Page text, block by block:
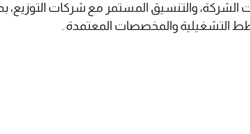
والتنسيق المستمر مع شركات
التشغيلية والمخصصات المعتمدة .